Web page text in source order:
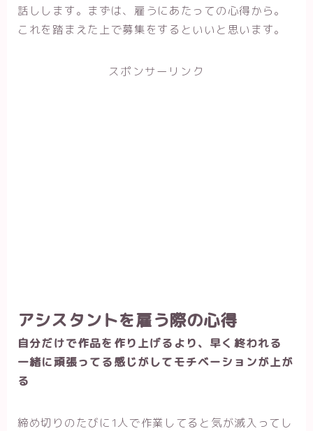
話しします。まずは、雇うにあたっての心得から。
これを踏まえた上で募集をするといいと思います。
スポンサーリンク
アシスタントを雇う際の心得
自分だけで作品を作り上げるより、早く終われる
一緒に頑張ってる感じがしてモチベーションが上が
る
締め切りのたびに1人で作業してると気が滅入ってし